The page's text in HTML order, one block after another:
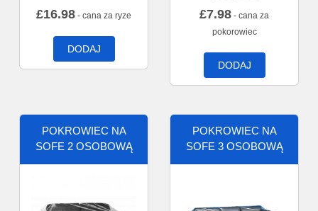
£16.98 - cana za ryze
DODAJ
£7.98 - cana za
pokorowiec
DODAJ
POKROWIEC NA
SOFE 2 OSOBOWĄ
POKROWIEC NA
SOFE 3 OSOBOWĄ